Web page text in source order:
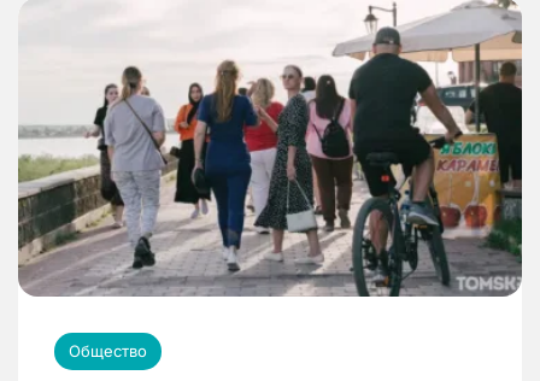
Общество